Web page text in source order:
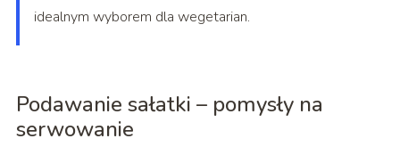
idealnym wyborem dla wegetarian.
Podawanie sałatki – pomysły na
serwowanie